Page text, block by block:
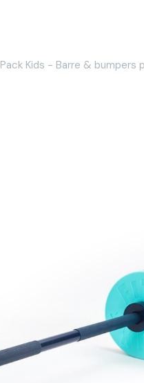
Pack Kids - Barre & bumpers